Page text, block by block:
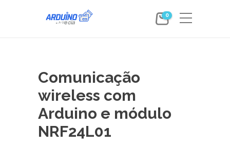
0
Comunicação
wireless com
Arduino e módulo
NRF24L01